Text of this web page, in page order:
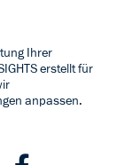
Ihrer
erstellt für
anpassen.